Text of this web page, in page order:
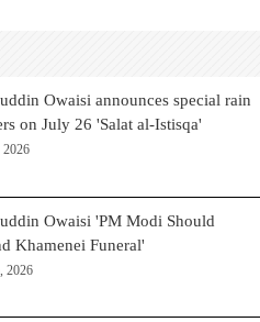
Owaisi announces special rain
on July 26 'Salat al-Istisqa'
2026
Owaisi 'PM Modi Should
Khamenei Funeral'
2026